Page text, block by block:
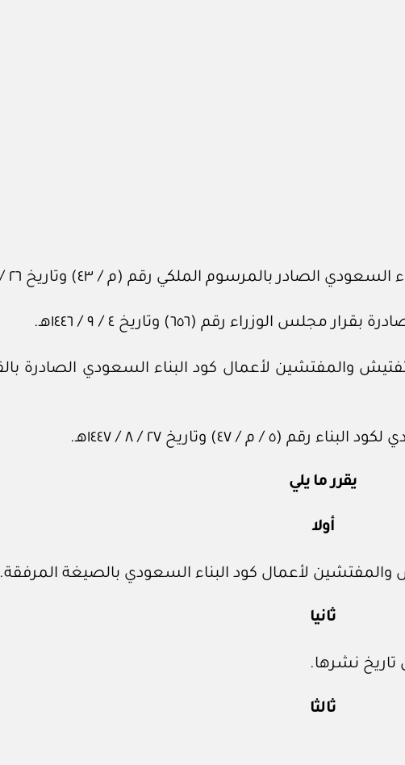
الملكي رقم (م / ٤٣) وتاريخ ٢٦ / ‏٤‏ / ١٤٣٨هـ، وتعديلاته.
الوزراء رقم (٦٥٦) وتاريخ ٤ / ‏٩‏ / ١٤٤٦هـ.
وتاريخ ٢٧ / ‏٨‏ / ١٤٤٧هـ.
يقرر ما يلي
أولا
والمفتشين لأعمال كود البناء السعودي بالصيغة المرفقة.
ثانيا
تاريخ نشرها.
ثالثا